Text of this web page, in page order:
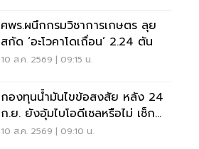
ศพร.ผนึกกรมวิชาการเกษตร ลุย
สกัด ‘อะโวคาโดเถื่อน’ 2.24 ตัน
10 ส.ค. 2569 | 09:15 น.
กองทุนน้ำมันไขข้อสงสัย หลัง 24
ก.ย. ยังอุ้มไบโอดีเซลหรือไม่ เช็ก
เงื่อนไขล่าสุด
10 ส.ค. 2569 | 09:10 น.